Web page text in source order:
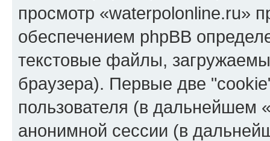
просмотр «waterpolonline.ru»
обеспечением phpBB
текстовые файлы,
браузера). Первые две
пользователя (в дальнейшем
анонимной сессии (в